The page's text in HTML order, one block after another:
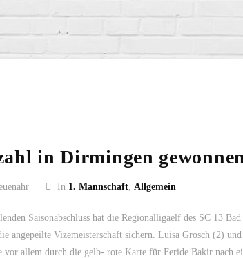
in Dirmingen
In 1. Mannschaft, Allgemein
Saisonabschluss hat die Regionalligaelf des SC 13
angepeilte Vizemeisterschaft sichern. Luisa Grosch (2)
vor allem durch die gelb- rote Karte für Feride Bakir nach